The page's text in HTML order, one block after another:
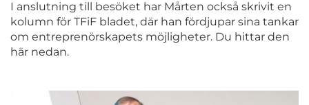
I anslutning till besöket har Mårten också skrivit en
kolumn för TFiF bladet, där han fördjupar sina tankar
om entreprenörskapets möjligheter. Du hittar den
här nedan.